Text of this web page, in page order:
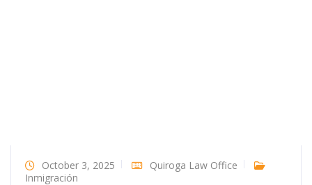
October 3, 2025
Quiroga Law Office
Inmigración